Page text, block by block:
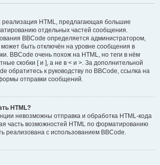
реализация HTML, предлагающая большие
отдельных частей сообщения.
BBCode определяется администратором,
быть отключён на уровне сообщения в
BBCode очень похож на HTML, но теги в нём
скобки [ и ], а не в < и >. За дополнительной
обратитесь к руководству по BBCode, ссылка на
отправки сообщений.
HTML?
невозможны отправка и обработка HTML-кода
часть возможностей HTML по форматированию
реализована с использованием BBCode.